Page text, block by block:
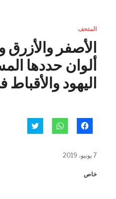
المتحف
الأصفر والأزرق
ألوان حددها
اليهود
للمشاركة
في
للمشاركة
7 يونيو، 2019
خاص